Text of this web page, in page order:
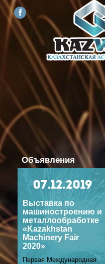
Объявления
07.12.2019
Выставка по
машиностроению и
металлообработке
«Kazakhstan
Machinery Fair
2020»
Первая Международная